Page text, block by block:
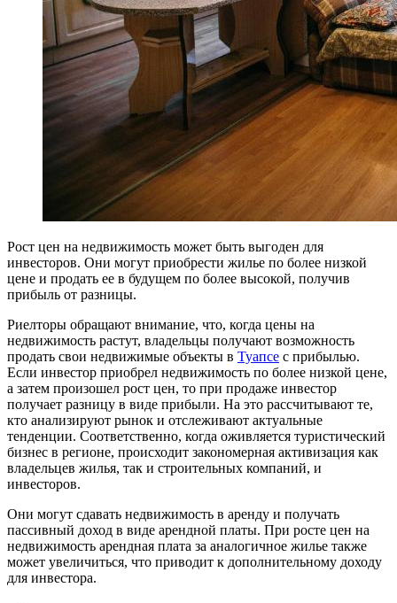
Рост цен на недвижимость может быть выгоден для
инвесторов. Они могут приобрести жилье по более низкой
цене и продать ее в будущем по более высокой, получив
прибыль от разницы.
Риелторы обращают внимание, что, когда цены на
недвижимость растут, владельцы получают возможность
продать свои недвижимые объекты в Туапсе с прибылью.
Если инвестор приобрел недвижимость по более низкой цене,
а затем произошел рост цен, то при продаже инвестор
получает разницу в виде прибыли. На это рассчитывают те,
кто анализируют рынок и отслеживают актуальные
тенденции. Соответственно, когда оживляется туристический
бизнес в регионе, происходит закономерная активизация как
владельцев жилья, так и строительных компаний, и
инвесторов.
Они могут сдавать недвижимость в аренду и получать
пассивный доход в виде арендной платы. При росте цен на
недвижимость арендная плата за аналогичное жилье также
может увеличиться, что приводит к дополнительному доходу
для инвестора.